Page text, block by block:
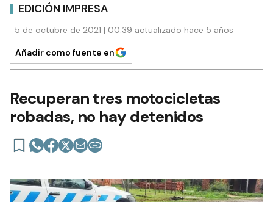
EDICIÓN IMPRESA
5 de octubre de 2021 | 00:39 actualizado hace 5 años
Añadir como fuente en
Recuperan tres motocicletas
robadas, no hay detenidos